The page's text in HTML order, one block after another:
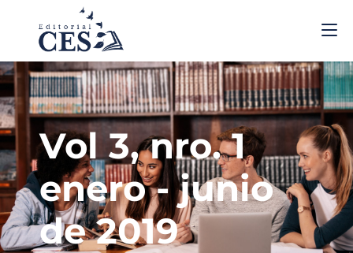
Vol 3, nro. 1
enero - junio
de 2019